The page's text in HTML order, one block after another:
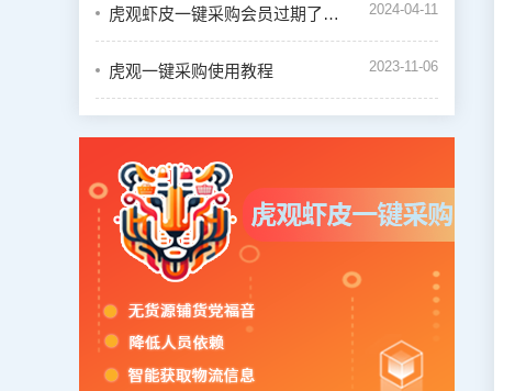
虎观虾皮一键采购会员过期了怎么续费 2024-04-11
虎观一键采购使用教程 2023-11-06